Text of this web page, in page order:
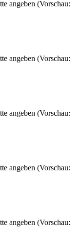
angeben (Vorschau:
angeben (Vorschau:
angeben (Vorschau:
angeben (Vorschau:
angeben (Vorschau: